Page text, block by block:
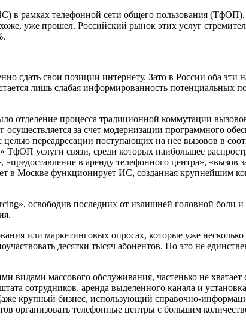
в рамках телефонной сети общего пользования (ТфОП).
уже прошел. Российский рынок этих услуг
сдать свои позиции интернету. Зато в России оба эти
лишь слабая информированность потенциальных
процесса традиционной коммутации
за счет модернизации программного
переадресации поступающих на нее вызовов в
ТфОП услуги связи, среди которых наибольшее
в аренду телефонного центра», «вызов
в Москве функционирует ИС, созданная крупнейшим
освободив последних от излишней головной боли
или маркетинговых опросах, которые уже
десятки тысяч абонентов. Но это не
массового обслуживания, частенько не хватает
сотрудников, аренда выделенного канала и
крупный бизнес, использующий справочно-
организовать телефонные центры с большим